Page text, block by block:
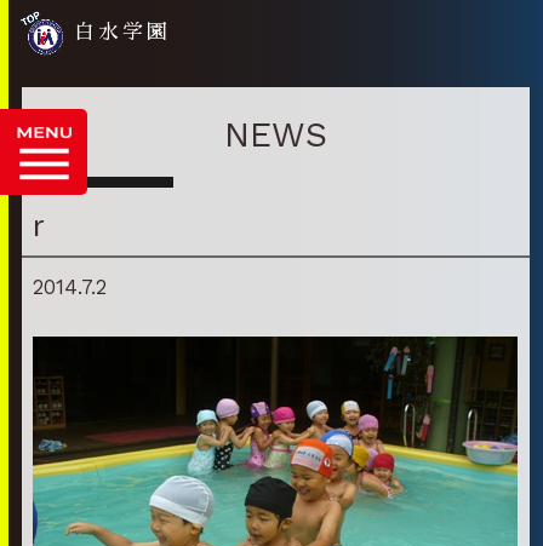
白水学園
NEWS
r
2014.7.2